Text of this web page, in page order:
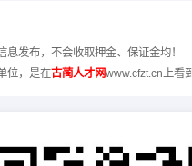
息发布，不会收取押金、保证金均！
位，是在古蔺人才网www.cfzt.cn上看